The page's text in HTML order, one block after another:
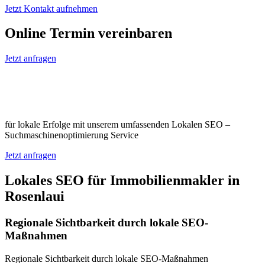
Jetzt Kontakt aufnehmen
Online Termin vereinbaren
Jetzt anfragen
für lokale Erfolge mit unserem umfassenden Lokalen SEO –
Suchmaschinenoptimierung Service
Jetzt anfragen
Lokales SEO für Immobilienmakler in
Rosenlaui
Regionale Sichtbarkeit durch lokale SEO-
Maßnahmen
Regionale Sichtbarkeit durch lokale SEO-Maßnahmen